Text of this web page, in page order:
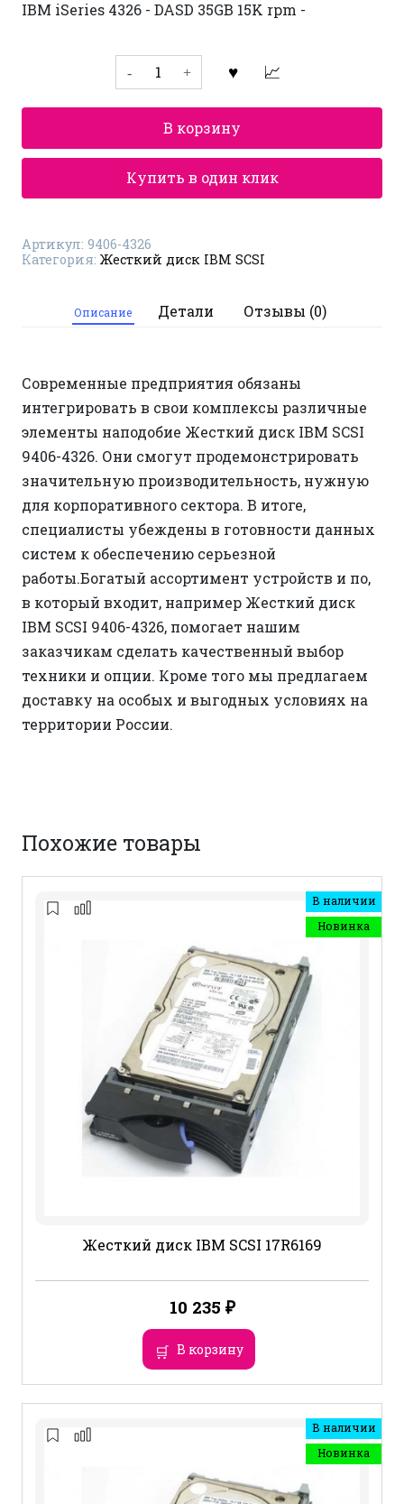
IBM iSeries 4326 - DASD 35GB 15K rpm -
Количество
товара
Жесткий
диск
9406-
4326
В корзину
Купить в один клик
Артикул: 9406-4326
Категория: Жесткий диск IBM SCSI
Описание Детали Отзывы (0)
Современные предприятия обязаны
интегрировать в свои комплексы различные
элементы наподобие Жесткий диск IBM SCSI
9406-4326. Они смогут продемонстрировать
значительную производительность, нужную
для корпоративного сектора. В итоге,
специалисты убеждены в готовности данных
систем к обеспечению серьезной
работы.Богатый ассортимент устройств и по,
в который входит, например Жесткий диск
IBM SCSI 9406-4326, помогает нашим
заказчикам сделать качественный выбор
техники и опции. Кроме того мы предлагаем
доставку на особых и выгодных условиях на
территории России.
Похожие товары
В наличии
Новинка
Жесткий диск IBM SCSI 17R6169
10 235 ₽
В корзину
В наличии
Новинка